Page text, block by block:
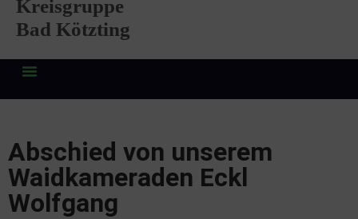
Kreisgruppe
Bad Kötzting
Abschied von unserem
Waidkameraden Eckl
Wolfgang